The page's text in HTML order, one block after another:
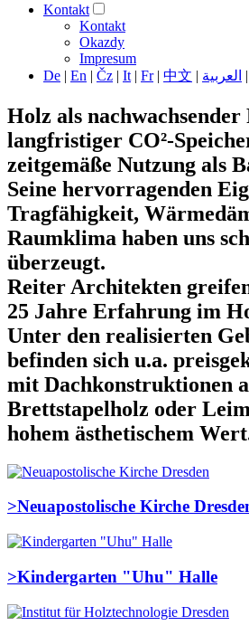
Kontakt
Kontakt
Okazdy
Impresum
De | En | Čz | It | Fr| 中文 | العربية |
Holz als nachwachsender
langfristiger CO²-
zeitgemäße Nutzung als
Seine hervorragenden
Tragfähigkeit,
Raumklima haben uns
überzeugt.
Reiter Architekten
25 Jahre Erfahrung im
Unter den realisierten
befinden sich u.a.
mit Dachkonstruktionen
Brettstapelholz oder
hohem ästhetischem
>Neuapostolische Kirche
>Kindergarten "Uhu" Halle